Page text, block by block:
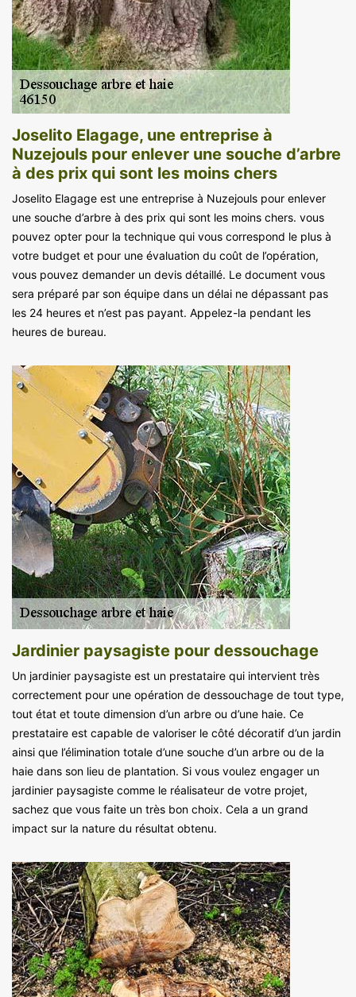
Joselito Elagage, une entreprise à
Nuzejouls pour enlever une souche d’arbre
à des prix qui sont les moins chers
Joselito Elagage est une entreprise à Nuzejouls pour enlever
une souche d’arbre à des prix qui sont les moins chers. vous
pouvez opter pour la technique qui vous correspond le plus à
votre budget et pour une évaluation du coût de l’opération,
vous pouvez demander un devis détaillé. Le document vous
sera préparé par son équipe dans un délai ne dépassant pas
les 24 heures et n’est pas payant. Appelez-la pendant les
heures de bureau.
Jardinier paysagiste pour dessouchage
Un jardinier paysagiste est un prestataire qui intervient très
correctement pour une opération de dessouchage de tout type,
tout état et toute dimension d’un arbre ou d’une haie. Ce
prestataire est capable de valoriser le côté décoratif d’un jardin
ainsi que l’élimination totale d’une souche d’un arbre ou de la
haie dans son lieu de plantation. Si vous voulez engager un
jardinier paysagiste comme le réalisateur de votre projet,
sachez que vous faite un très bon choix. Cela a un grand
impact sur la nature du résultat obtenu.